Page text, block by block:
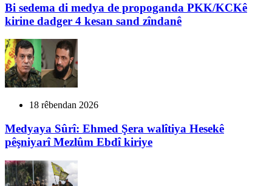
Bi sedema di medya de propoganda PKK/KCKê
kirine dadger 4 kesan sand zîndanê
18 rêbendan 2026
Medyaya Sûrî: Ehmed Şera walîtiya Hesekê
pêşniyarî Mezlûm Ebdî kiriye